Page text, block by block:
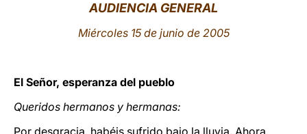
AUDIENCIA GENERAL
Miércoles 15 de junio de 2005
El Señor, esperanza del pueblo
Queridos hermanos y hermanas:
Por desgracia, habéis sufrido bajo la lluvia. Ahora